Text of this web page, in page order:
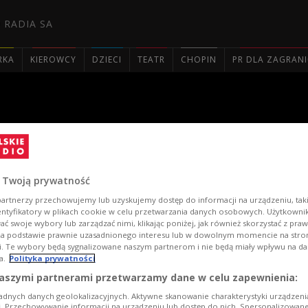
RADIA SA
KIEROWCY DZIECI TEATR CHOPIN PR DLA
samochodu
1/
Twoją prywatność
przechowujemy lub uzyskujemy dostęp do informacji na urządzeniu,
w plikach cookie w celu przetwarzania danych osobowych.
swoje wybory lub zarządzać nimi, klikając poniżej, jak również skorzystać z
podstawie prawnie uzasadnionego interesu lub w dowolnym momencie na
Te wybory będą sygnalizowane naszym partnerom i nie będą miały wpływu na
Polityka prywatności
partnerami przetwarzamy dane w celu zapewnienia:
danych geolokalizacyjnych. Aktywne skanowanie charakterystyki